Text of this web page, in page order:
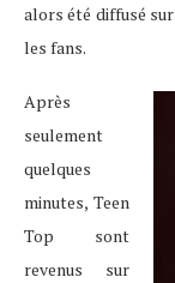
alors été diffusé
les fans.
Après
seulement
quelques
minutes, Teen
Top sont
revenus sur